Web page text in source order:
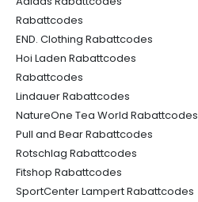
Rabattcodes
END. Clothing Rabattcodes
Hoi Laden Rabattcodes
Rabattcodes
Lindauer Rabattcodes
NatureOne Tea World Rabattcodes
Pull and Bear Rabattcodes
Rotschlag Rabattcodes
Fitshop Rabattcodes
SportCenter Lampert Rabattcodes